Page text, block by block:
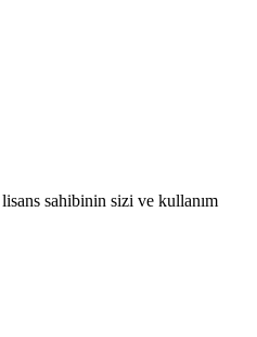
sahibinin sizi ve kullanım